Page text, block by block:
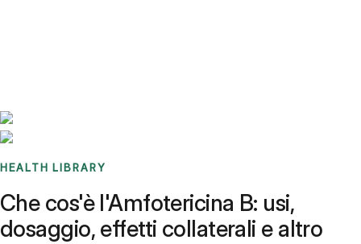
HEALTH LIBRARY
Che cos'è l'Amfotericina B: usi,
dosaggio, effetti collaterali e altro